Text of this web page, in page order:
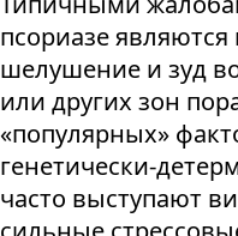
псориазе
шелушение и зуд
или других зон
«популярных»
генетически-
часто выступают